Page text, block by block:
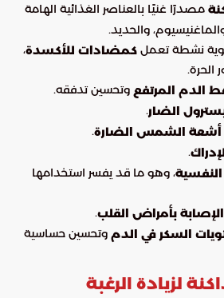
مصدرًا غنيًا بالعناصر الغذائية الهامة
والحديد.
نشطة تعمل كمضادات للأكسدة،
الحرة.
المرتفع وتحسين تدفقه.
الضار.
أشعة الشمس الضارة.
.
، وهو ما قد يفسر استخدامها
بأمراض القلب.
السكر في الدم وتحسين حساسية
لزيادة الرغبة